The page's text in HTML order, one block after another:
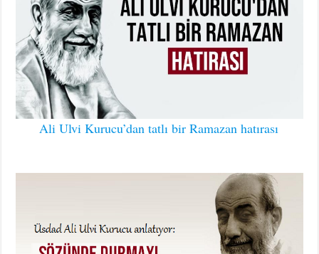
Ali Ulvi Kurucu’dan tatlı bir Ramazan hatırası